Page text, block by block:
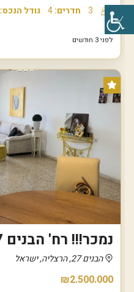
3 חדרים:4 גודל הנכס:
לפני 3 חודשים
נמכר!!! רח' הבנים 27 הרצליה
הבנים 27, הרצליה, ישראל
₪2.500.000